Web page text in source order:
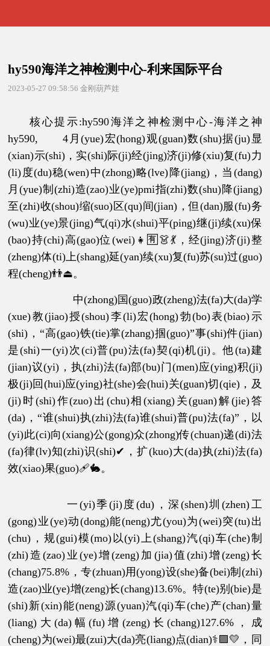
hy590海洋之神检测中心-利来国际平台
2023-05-27 09:58:56 金刚葫芦娃
核心提示:hy590海洋之神检测中心-海洋之神
hy590, 4月(yue)宏(hong)观(guan)数(shu)据(ju)显
(xian)示(shi)，实(shi)际(ji)经(jing)济(ji)修(xiu)复(fu)力
(li)度(du)稳(wen)中(zhong)略(lve)降(jiang)，当(dang)
月(yue)制(zhi)造(zao)业(ye)pmi指(zhi)数(shu)降(jiang)
至(zhi)收(shou)缩(suo)区(qu)间(jian)，但(dan)服(fu)务
(wu)业(ye)景(jing)气(qi)水(shui)平(ping)继(ji)续(xu)保
(bao)持(chi)高(gao)位(wei)👧🈶👗💃，经(jing)济(ji)整
(zheng)体(ti)上(shang)延(yan)续(xu)复(fu)苏(su)过(guo)
程(cheng)👬⏏。
中(zhong)国(guo)政(zheng)法(fa)大(da)学
(xue)教(jiao)授(shou)李(li)宏(hong)勃(bo)表(biao)示
(shi)，“高(gao)铁(tie)掌(zhang)掴(guo)”事(shi)件(jian)
是(shi)一(yi)次(ci)普(pu)法(fa)契(qi)机(ji)。他(ta)建
(jian)议(yi)，执(zhi)法(fa)部(bu)门(men)应(ying)积(ji)
极(ji)回(hui)应(ying)社(she)会(hui)关(guan)切(qie)，及
(ji)时(shi)作(zuo)出(chu)相(xiang)关(guan)解(jie)答
(da)，“谁(shui)执(zhi)法(fa)谁(shui)普(pu)法(fa)”，以
(yi)此(ci)向(xiang)公(gong)众(zhong)传(chuan)递(di)法
(fa)律(lv)知(zhi)识(shi)✔，扩(kuo)大(da)执(zhi)法(fa)
效(xiao)果(guo)🩹🐇。
一(yi)季(ji)度(du)，深(shen)圳(zhen)工
(gong)业(ye)动(dong)能(neng)尤(you)为(wei)突(tu)出
(chu)，规(gui)模(mo)以(yi)上(shang)汽(qi)车(che)制
(zhi)造(zao)业(ye)增(zeng)加(jia)值(zhi)增(zeng)长
(chang)75.8%，专(zhuan)用(yong)设(she)备(bei)制(zhi)
造(zao)业(ye)增(zeng)长(chang)13.6%。特(te)别(bie)是
(shi)新(xin)能(neng)源(yuan)汽(qi)车(che)产(chan)量
(liang)大(da)幅(fu)增(zeng)长(chang)127.6%，成
(cheng)为(wei)最(zui)大(da)亮(liang)点(dian)⚕🟪💛，同